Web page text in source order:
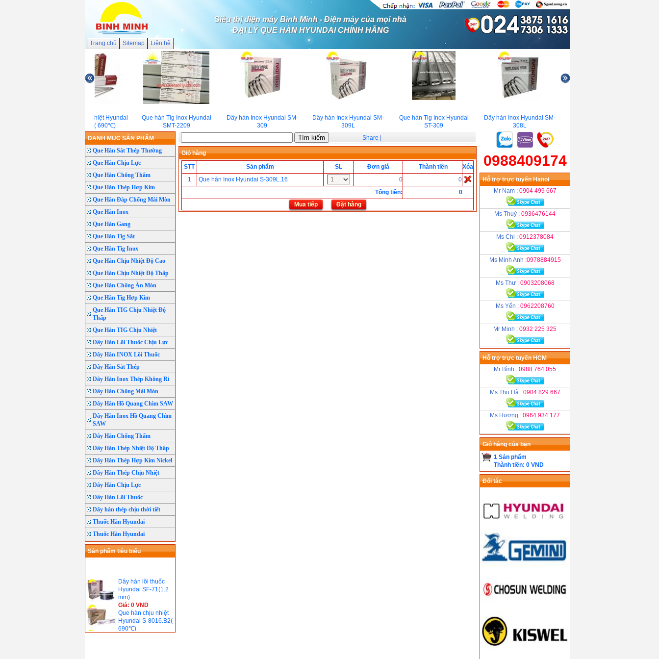
Siêu thị điện máy Bình Minh - Điện máy của mọi nhà
ĐẠI LÝ QUE HÀN HYUNDAI CHÍNH HÃNG
Trang chủ Sitemap Liên hệ
Que hàn chịu nhiệt Hyundai
S-8018.B2( 690℃)
Que hàn Tig Inox Hyundai
SMT-2209
Dây hàn Inox Hyundai SM-
309
Dây hàn Inox Hyundai SM-
309L
Que hàn Tig Inox Hyundai
ST-309
Dây hàn Inox Hyundai SM-
308L
DANH MỤC SẢN PHẨM
Que Hàn Sắt Thép Thường
Que Hàn Chịu Lực
Que Hàn Chống Thấm
Que Hàn Thép Hơp Kim
Que Hàn Đắp Chống Mài Mòn
Que Hàn Inox
Que Hàn Gang
Que Hàn Tig Sắt
Que Hàn Tig Inox
Que Hàn Chịu Nhiệt Độ Cao
Que Hàn Chịu Nhiệt Độ Thấp
Que Hàn Chống Ăn Mòn
Que Hàn Tig Hơp Kim
Que Hàn TIG Chịu Nhiệt Độ
Thấp
Que Hàn TIG Chịu Nhiệt
Dây Hàn Lõi Thuốc Chịu Lực
Dây Hàn INOX Lõi Thuốc
Dây Hàn Sắt Thép
Dây Hàn Inox Thép Không Rỉ
Dây Hàn Chống Mài Mòn
Dây Hàn Hồ Quang Chìm SAW
Dây Hàn Inox Hồ Quang Chìm
SAW
Dây Hàn Chống Thấm
Dây Hàn Thép Nhiệt Độ Thấp
Dây Hàn Thép Hợp Kim Nickel
Dây Hàn Thép Chịu Nhiệt
Dây Hàn Chịu Lực
Dây Hàn Lõi Thuốc
Dây hàn thép chịu thời tiết
Thuốc Hàn Hyundai
Thuốc Hàn Hyundai
Sản phẩm tiêu biểu
Dây hàn lõi thuốc
Hyundai SF-71(1.2
mm)
Giá: 0 VND
Que hàn chịu nhiệt
Hyundai S-8016.B2(
690℃)
Giá: 0 VND
Share
Giỏ hàng
STT
Sản phẩm SL Đơn giá Thành tiền
Xóa
1
Que hàn Inox Hyundai S-309L.16 0
0
Tổng tiền:
0
Mua tiếp
Đặt hàng
0988409174
Hỗ trợ trực tuyến Hanoi
Mr Nam : 0904 499 667
Ms Thuỷ : 0936476144
Ms Chi : 0912378084
Ms Minh Anh :0978884915
Ms Thư : 0903208068
Ms Yến : 0962208760
Mr Minh : 0932 225 325
Hỗ trợ trực tuyến HCM
Mr Bình : 0988 764 055
Ms Thu Hà : 0904 829 667
Ms Hương : 0964 934 177
Giỏ hàng của bạn
1 Sản phẩm
Thành tiền: 0 VND
Đối tác